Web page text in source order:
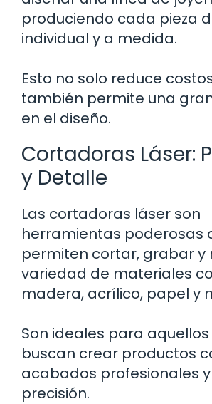
produciendo cada pieza
individual y a medida.
Esto no solo reduce
también permite una
en el diseño.
Cortadoras Láser:
y Detalle
Las cortadoras láser son
herramientas poderosas
permiten cortar, grabar y
variedad de materiales
madera, acrílico, papel y
Son ideales para
buscan crear productos
acabados profesionales
precisión.